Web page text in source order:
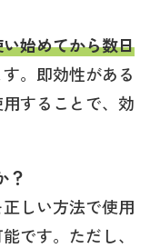
始めてから数日
。即効性がある
することで、効
？
しい方法で使用
です。ただし、